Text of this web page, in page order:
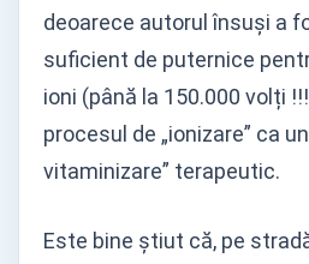
deoarece autorul însuși a
suficient de puternice
ioni (până la 150.000 volți
procesul de „ionizare” ca
vitaminizare” terapeutic.
Este bine știut că, pe